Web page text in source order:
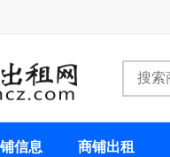
信息 商铺出租